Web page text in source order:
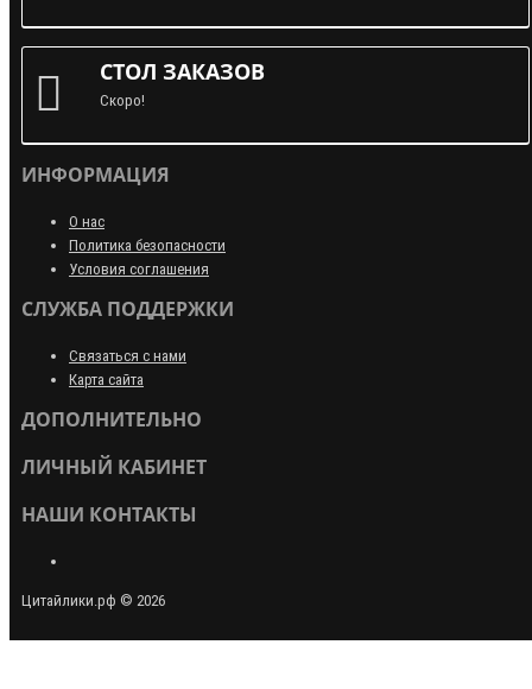
СТОЛ ЗАКАЗОВ
Скоро!
ИНФОРМАЦИЯ
О нас
Политика безопасности
Условия соглашения
СЛУЖБА ПОДДЕРЖКИ
Связаться с нами
Карта сайта
ДОПОЛНИТЕЛЬНО
ЛИЧНЫЙ КАБИНЕТ
НАШИ КОНТАКТЫ
Цитайлики.рф © 2026